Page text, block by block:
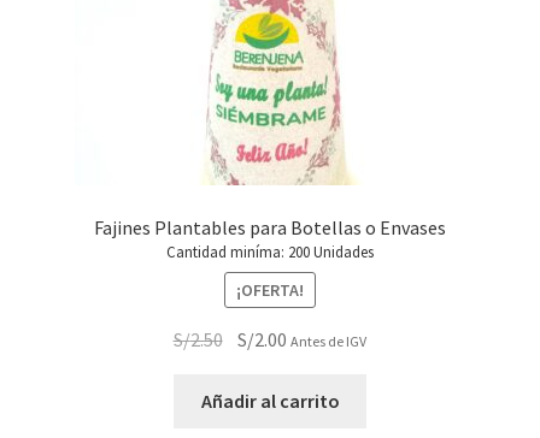
Fajines Plantables para Botellas o Envases
Cantidad miníma: 200 Unidades
¡OFERTA!
S/2.50 El
original
S/2.00 El
actual
Antes de IGV
Añadir al carrito